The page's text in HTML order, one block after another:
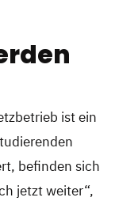
ist ein
befinden sich
jetzt weiter“,